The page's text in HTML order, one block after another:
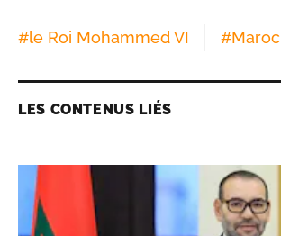
#le Roi Mohammed VI #Maroc
LES CONTENUS LIÉS